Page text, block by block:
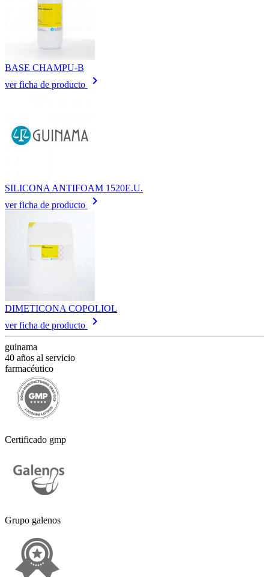
BASE CHAMPU-B
ver ficha de producto
keyboard_arrow_right
SILICONA ANTIFOAM 1520E.U.
ver ficha de producto
keyboard_arrow_right
DIMETICONA COPOLIOL
ver ficha de producto
keyboard_arrow_right
guinama
40 años al servicio
farmacéutico
Certificado gmp
Grupo galenos